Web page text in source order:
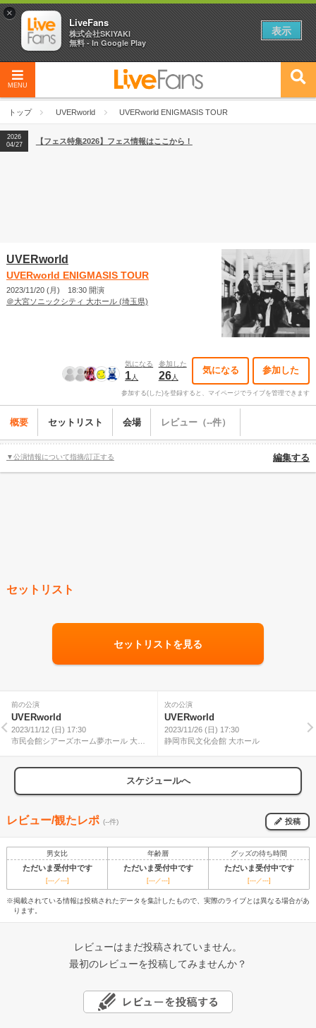
MENU
トップ UVERworld UVERworld ENIGMASIS TOUR
2026
04/27
2026
【ライブ動員ランキング】2026年上半期編発表！
2026
04/27
【フェス特集2026】フェス情報はここから！
UVERworld
UVERworld ENIGMASIS TOUR
2023/11/20 (月) 18:30 開演
＠大宮ソニックシティ 大ホール (埼玉県)
気になる
1人
参加した
26人
気になる 参加した
参加する(した)を登録すると、マイページでライブを管理できます
概要 セットリスト 会場 レビュー（--件）
▼公演情報について指摘/訂正する 編集する
セットリスト
セットリストを見る
前の公演
UVERworld
2023/11/12 (日) 17:30
市民会館シアーズホーム夢ホール 大ホ
次の公演
UVERworld
2023/11/26 (日) 17:30
静岡市民文化会館 大ホール
スケジュールへ
レビュー/観たレポ (--件) 投稿
男女比 年齢層 グッズの待ち時間
ただいま受付中です ただいま受付中です ただいま受付中です
[---／---] [---／---] [---／---]
※掲載されている情報は投稿されたデータを集計したもので、実際のライブとは異なる場合があ
ります。
レビューはまだ投稿されていません。
最初のレビューを投稿してみませんか？
×
LiveFans
株式会社SKIYAKI
無料 - In Google Play
表示